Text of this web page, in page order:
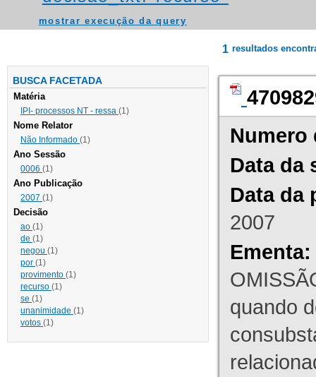
mostrar execução da query
BUSCA FACETADA
Matéria
IPI- processos NT - ressa (1)
Nome Relator
Não Informado (1)
Ano Sessão
0006 (1)
Ano Publicação
2007 (1)
Decisão
ao (1)
de (1)
negou (1)
por (1)
provimento (1)
recurso (1)
se (1)
unanimidade (1)
votos (1)
1 resultados
Numero
Data da
Data da
2007
Ementa:
quando